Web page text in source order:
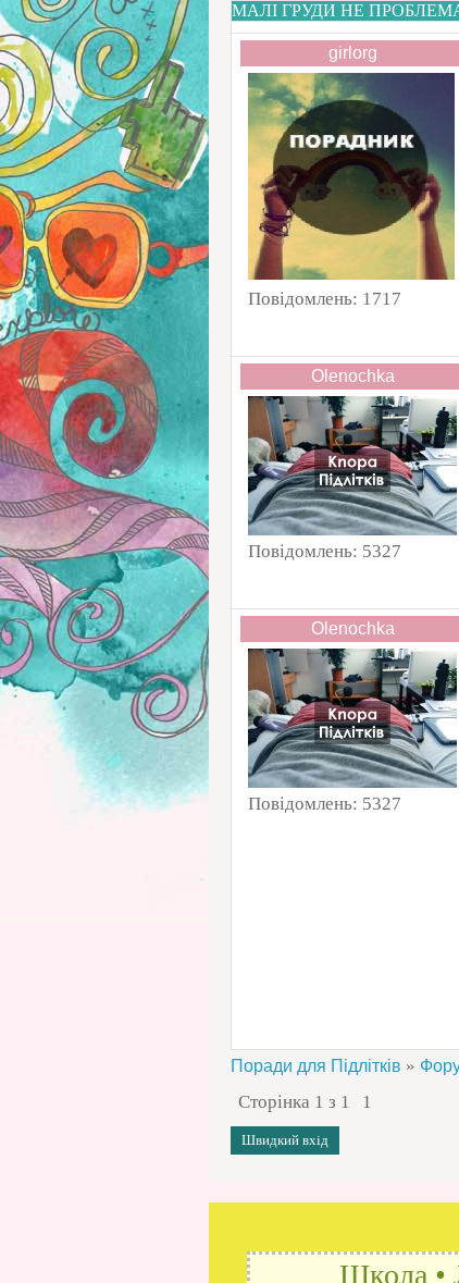
МАЛІ ГРУДИ НЕ
girlorg
Повідомлень: 1717
Olenochka
Повідомлень: 5327
Olenochka
Повідомлень: 5327
Поради для Підлітків »
Сторінка 1 з 1
1
Школа •